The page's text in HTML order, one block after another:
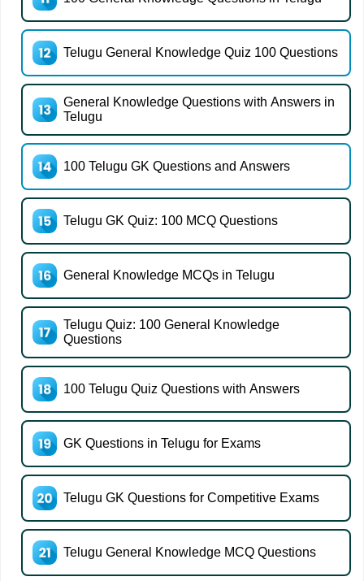
Telugu General Knowledge Quiz 100 Questions
General Knowledge Questions with Answers in
Telugu
100 Telugu GK Questions and Answers
Telugu GK Quiz: 100 MCQ Questions
General Knowledge MCQs in Telugu
Telugu Quiz: 100 General Knowledge
Questions
100 Telugu Quiz Questions with Answers
GK Questions in Telugu for Exams
Telugu GK Questions for Competitive Exams
Telugu General Knowledge MCQ Questions